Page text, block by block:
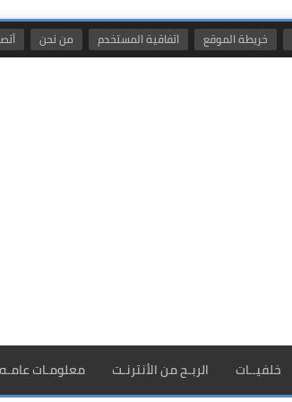
خريطة الموقع اتفاقية المستخدم من نحن
خلفيــات الربـح من الأنترنـت معلومـات عامـه